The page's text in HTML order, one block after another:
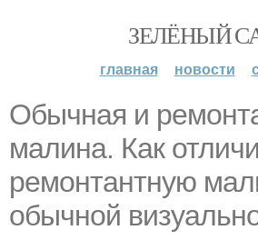
ЗЕЛЁНЫЙ
главная новости
Обычная и
малина. Как
ремонтантную
обычной